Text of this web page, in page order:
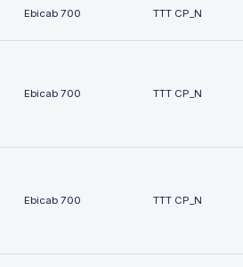
Ebicab 700
Ebicab 700
Ebicab 700
TTT CP_N
TTT CP_N
TTT CP_N